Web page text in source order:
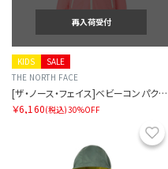
再入荷受付
SALE
KIDS
THE NORTH FACE
[ザ・ノース・フェイス]ベビーコンパクトジャケット
￥6,160(税込)30%OFF